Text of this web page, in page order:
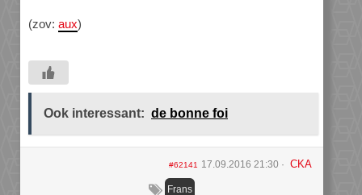
(zov: aux)
Ook interessant: de bonne foi
#62141 17.09.2016 21:30 CKA
Frans